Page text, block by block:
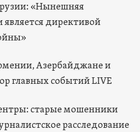
«Нынешняя
директивой
Азербайджане и
главных событий LIVE
старые мошенники
расследование